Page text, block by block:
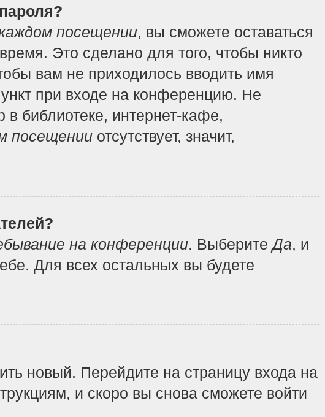
посещении, вы сможете оставаться
Это сделано для того, чтобы никто
вам не приходилось вводить имя
при входе на конференцию. Не
библиотеке, интернет-кафе,
посещении отсутствует, значит,
на конференции. ВыберитеДа, и
Для всех остальных вы будете
новый. Перейдите на страницу входа на
и скоро вы снова сможете войти